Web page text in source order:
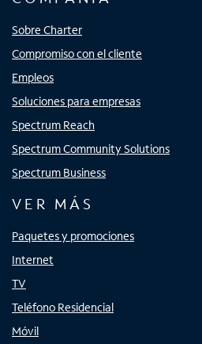
Sobre Charter
Compromiso con el cliente
Empleos
Soluciones para empresas
Spectrum Reach
Spectrum Community Solutions
Spectrum Business
VER MÁS
Paquetes y promociones
Internet
TV
Teléfono Residencial
Móvil